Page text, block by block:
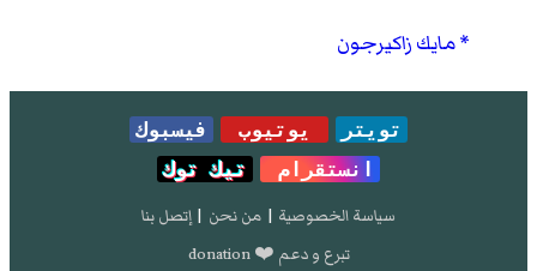
مايك زاكيرجون
تويتر يوتيوب
فيسبوك
انستقرام
تيك توك
سياسة الخصوصية | من نحن | إتصل بنا
تبرع و دعم ❤️ donation